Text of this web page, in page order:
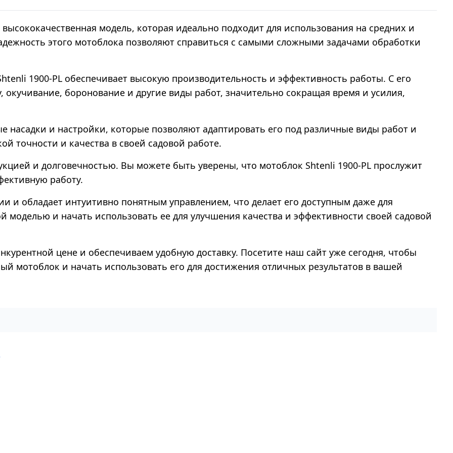
высококачественная модель, которая идеально подходит для использования на средних и
этого мотоблока позволяют справиться с самыми сложными задачами обработки
1900-PL обеспечивает высокую производительность и эффективность работы. С его
боронование и другие виды работ, значительно сокращая время и усилия,
насадки и настройки, которые позволяют адаптировать его под различные виды работ и
точности и качества в своей садовой работе.
и долговечностью. Вы можете быть уверены, что мотоблок Shtenli 1900-PL прослужит
работу.
и обладает интуитивно понятным управлением, что делает его доступным даже для
моделью и начать использовать ее для улучшения качества и эффективности своей садовой
цене и обеспечиваем удобную доставку. Посетите наш сайт уже сегодня, чтобы
мотоблок и начать использовать его для достижения отличных результатов в вашей